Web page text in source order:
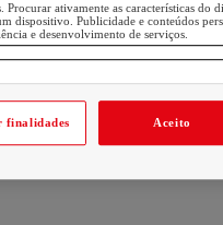
A BOLA SUGERE
Procurar ativamente as características do
dispositivo. Publicidade e conteúdos
e desenvolvimento de serviços.
finalidades Aceito